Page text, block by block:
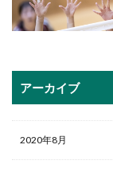
アーカイブ
2020年8月